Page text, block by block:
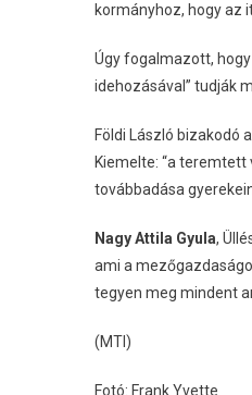
kormányhoz, hogy az
Úgy fogalmazott,
idehozásával” tudják
Földi László bizakodó
Kiemelte: “a
továbbadása
Nagy Attila Gyula,
ami a
tegyen meg mindent
(MTI)
Fotó: Frank Yvette